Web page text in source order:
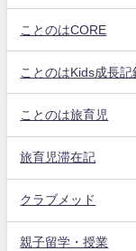
ことのはCORE
ことのはKids成長記
ことのは旅育児
旅育児滞在記
クラブメッド
親子留学・授業